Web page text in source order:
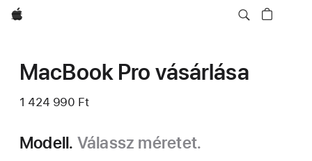
Apple
MacBook Pro vásárlása
1 424 990 Ft
Modell. Válassz méretet.